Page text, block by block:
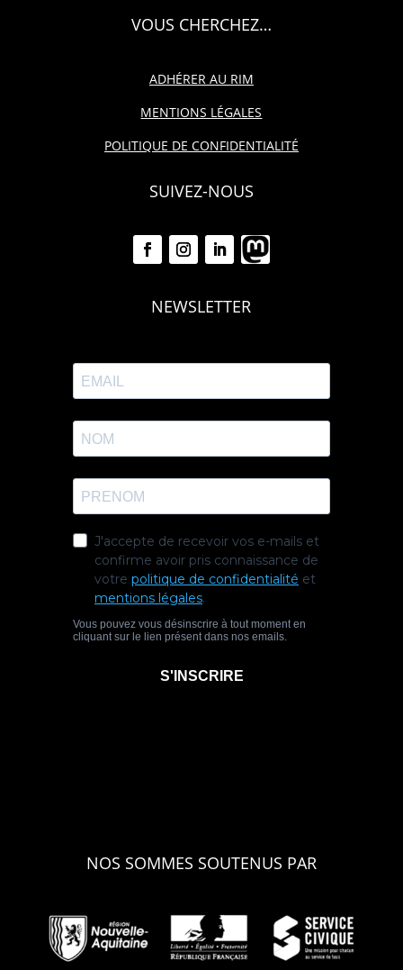
VOUS CHERCHEZ…
ADHÉRER AU RIM
MENTIONS LÉGALES
POLITIQUE DE CONFIDENTIALITÉ
SUIVEZ-NOUS
NEWSLETTER
NOS SOMMES SOUTENUS PAR